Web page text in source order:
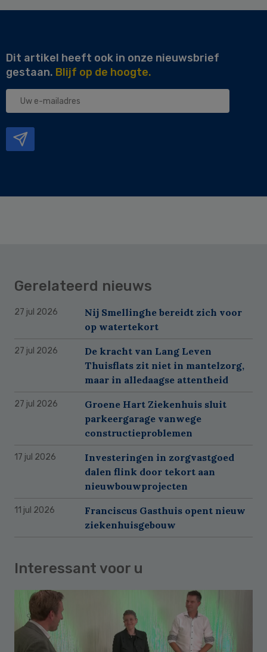
Dit artikel heeft ook in onze nieuwsbrief
gestaan. Blijf op de hoogte.
Uw
Gerelateerd nieuws
27 jul 2026
Nij Smellinghe bereidt zich voor
op watertekort
27 jul 2026
De kracht van Lang Leven
Thuisflats zit niet in mantelzorg,
maar in alledaagse attentheid
27 jul 2026
Groene Hart Ziekenhuis sluit
parkeergarage vanwege
constructieproblemen
17 jul 2026
Investeringen in zorgvastgoed
dalen flink door tekort aan
nieuwbouwprojecten
11 jul 2026
Franciscus Gasthuis opent nieuw
ziekenhuisgebouw
Interessant voor u